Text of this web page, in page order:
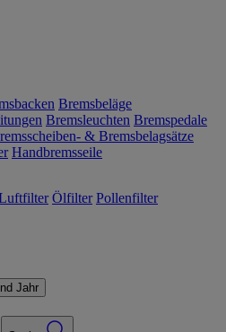
Bremsbeläge
Bremsleuchten Bremspedale
& Bremsbelagsätze
Handbremsseile
Ölfilter Pollenfilter
Jahr